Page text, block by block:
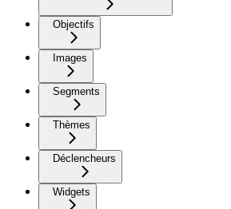
Objectifs
Images
Segments
Thèmes
Déclencheurs
Widgets